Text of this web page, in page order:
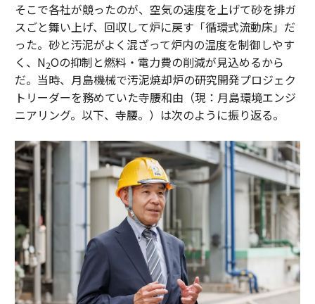
そこで各社が競ったのが、空気の速度を上げて砂を排ガ
スごと舞い上げ、回収して炉に戻す「循環式流動床」だ
った。砂と汚泥がよく混ざって炉内の温度を制御しやす
く、N2Oの抑制と燃料・電力費の削減が見込めるから
だ。当時、月島機械で汚泥焼却炉の研究開発プロジェク
トリーダーを務めていた寺腰和由（現：月島環境エンジ
ニアリング。以下、寺腰。）は次のように振り返る。